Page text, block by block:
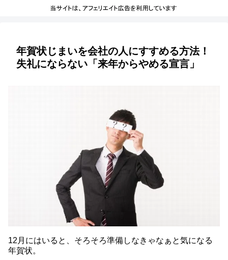
年賀状じまいを会社の人にすすめる方法！
失礼にならない「来年からやめる宣言」
12月にはいると、そろそろ準備しなきゃなぁと気になる
年賀状。